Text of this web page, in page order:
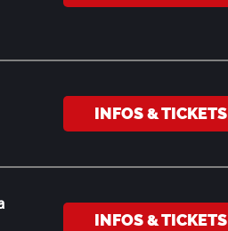
INFOS & TICKETS
INFOS & TICKETS